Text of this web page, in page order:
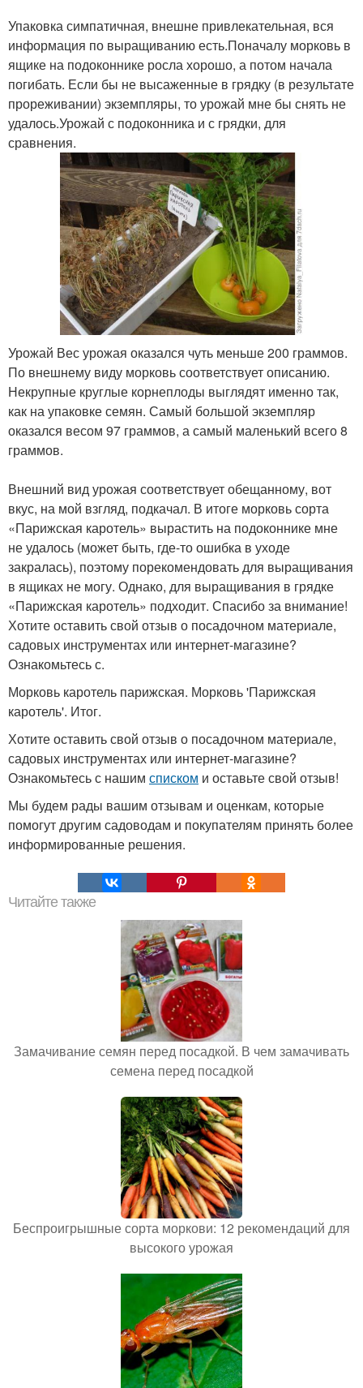
Упаковка симпатичная, внешне привлекательная, вся
информация по выращиванию есть.Поначалу морковь в
ящике на подоконнике росла хорошо, а потом начала
погибать. Если бы не высаженные в грядку (в результате
прореживании) экземпляры, то урожай мне бы снять не
удалось.Урожай с подоконника и с грядки, для
сравнения.
Урожай Вес урожая оказался чуть меньше 200 граммов.
По внешнему виду морковь соответствует описанию.
Некрупные круглые корнеплоды выглядят именно так,
как на упаковке семян. Самый большой экземпляр
оказался весом 97 граммов, а самый маленький всего 8
граммов.
Внешний вид урожая соответствует обещанному, вот
вкус, на мой взгляд, подкачал. В итоге морковь сорта
«Парижская каротель» вырастить на подоконнике мне
не удалось (может быть, где-то ошибка в уходе
закралась), поэтому порекомендовать для выращивания
в ящиках не могу. Однако, для выращивания в грядке
«Парижская каротель» подходит. Спасибо за внимание!
Хотите оставить свой отзыв о посадочном материале,
садовых инструментах или интернет-магазине?
Ознакомьтесь с.
Морковь каротель парижская. Морковь 'Парижская
каротель'. Итог.
Хотите оставить свой отзыв о посадочном материале,
садовых инструментах или интернет-магазине?
Ознакомьтесь с нашим списком и оставьте свой отзыв!
Мы будем рады вашим отзывам и оценкам, которые
помогут другим садоводам и покупателям принять более
информированные решения.
Читайте также
Замачивание семян перед посадкой. В чем замачивать
семена перед посадкой
Беспроигрышные сорта моркови: 12 рекомендаций для
высокого урожая